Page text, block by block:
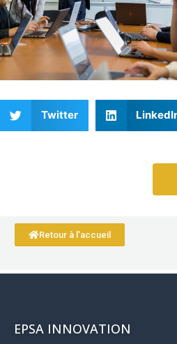
Twitter
Retour à l'accueil
EPSA INNOVATION